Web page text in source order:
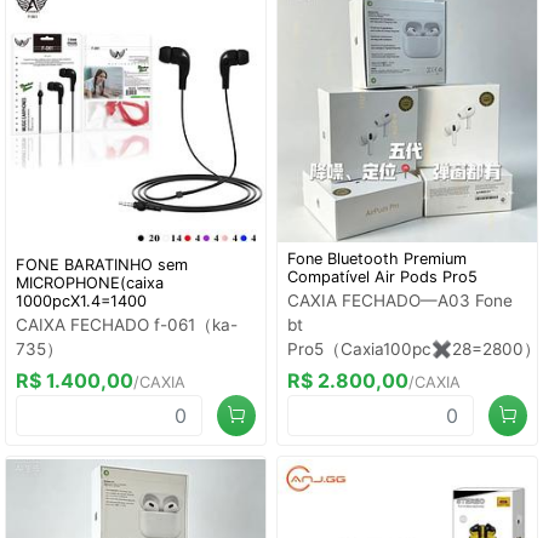
FONE BARATINHO sem
MICROPHONE(caixa
1000pcX1.4=1400
CAIXA FECHADO f-061（ka-
735）
R$ 1.400,00/CAXIA
Fone Bluetooth Premium
Compatível Air Pods Pro5
CAXIA FECHADO—A03 Fone
bt
Pro5（Caxia100pc✖️28=2800）
R$ 2.800,00/CAXIA